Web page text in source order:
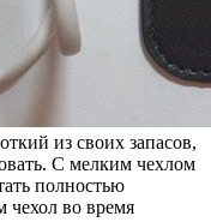
из своих запасов,
С мелким чехлом
полностью
чехол во время